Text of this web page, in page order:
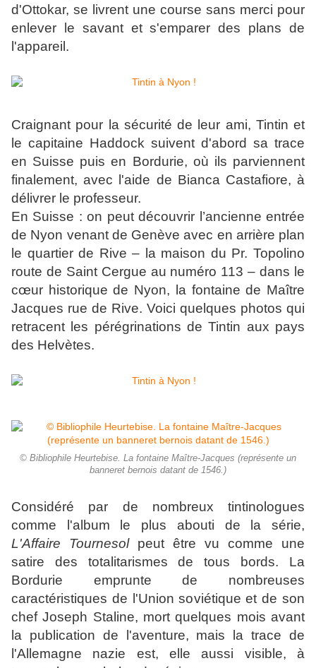
d'Ottokar, se livrent une course sans merci pour
enlever le savant et s'emparer des plans de
l'appareil.
Craignant pour la sécurité de leur ami, Tintin et
le capitaine Haddock suivent d'abord sa trace
en Suisse puis en Bordurie, où ils parviennent
finalement, avec l'aide de Bianca Castafiore, à
délivrer le professeur.
En Suisse : on peut découvrir l’ancienne entrée
de Nyon venant de Genève avec en arrière plan
le quartier de Rive – la maison du Pr. Topolino
route de Saint Cergue au numéro 113 – dans le
cœur historique de Nyon, la fontaine de Maître
Jacques rue de Rive. Voici quelques photos qui
retracent les pérégrinations de Tintin aux pays
des Helvètes.
© Bibliophile Heurtebise. La fontaine Maître-Jacques (représente un
banneret bernois datant de 1546.)
Considéré par de nombreux tintinologues
comme l'album le plus abouti de la série,
L'Affaire Tournesol peut être vu comme une
satire des totalitarismes de tous bords. La
Bordurie emprunte de nombreuses
caractéristiques de l'Union soviétique et de son
chef Joseph Staline, mort quelques mois avant
la publication de l'aventure, mais la trace de
l'Allemagne nazie est, elle aussi visible, à